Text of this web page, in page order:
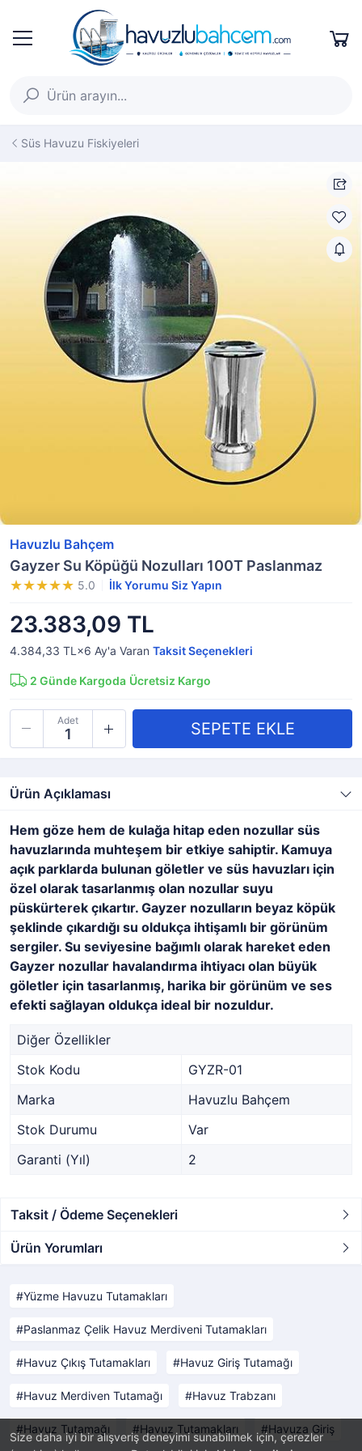
Size daha iyi bir alışveriş deneyimi sunabilmek için, çerezler
Süs Havuzu Fiskiyeleri
Havuzlu Bahçem
Gayzer Su Köpüğü Nozulları 100T Paslanmaz
5.0 İlk Yorumu Siz Yapın
23.383,09 TL
4.384,33 TL×6 Ay'a Varan Taksit Seçenekleri
2 Günde Kargoda Ücretsiz Kargo
Adet
Ürün Açıklaması
Hem göze hem de kulağa hitap eden nozullar süs
havuzlarında muhteşem bir etkiye sahiptir. Kamuya
açık parklarda bulunan göletler ve süs havuzları için
özel olarak tasarlanmış olan nozullar suyu
püskürterek çıkartır. Gayzer nozulların beyaz köpük
şeklinde çıkardığı su oldukça ihtişamlı bir görünüm
sergiler. Su seviyesine bağımlı olarak hareket eden
Gayzer nozullar havalandırma ihtiyacı olan büyük
göletler için tasarlanmış, harika bir görünüm ve ses
efekti sağlayan oldukça ideal bir nozuldur.
Diğer Özellikler
Stok Kodu
GYZR-01
Marka
Havuzlu Bahçem
Stok Durumu
Var
Garanti (Yıl)
2
Taksit / Ödeme Seçenekleri
Ürün Yorumları
Yüzme Havuzu Tutamakları
Paslanmaz Çelik Havuz Merdiveni Tutamakları
Havuz Çıkış Tutamakları Havuz Giriş Tutamağı
Havuz Merdiven Tutamağı Havuz Trabzanı
Havuz Tutamağı Havuz Tutamakları Havuza Giriş